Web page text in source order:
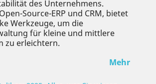
des Unternehmens.
Source-ERP und CRM, bietet
Werkzeuge, um die
für kleine und mittlere
zu erleichtern.
Mehr